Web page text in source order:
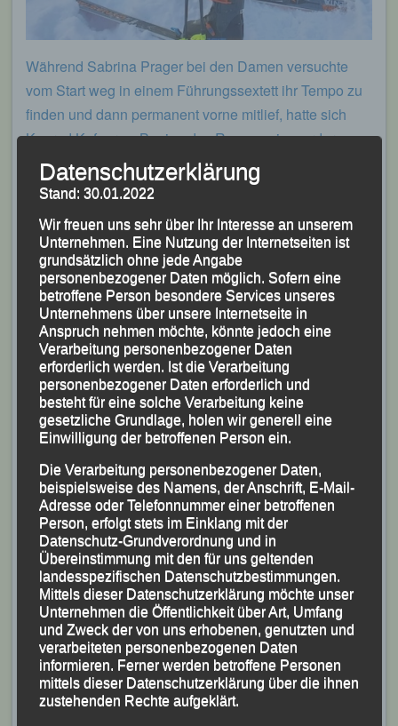
Während Sabrina Prager bei den Damen versuchte
vom Start weg in einem Führungssextett ihr Tempo zu
finden und dann permanent vorne mitlief, hatte sich
Konrad Kufner zu Beginn des Rennens im vorderen
Drittel des Feldes eingeordnet. Auf der langen
Gleitpassage verlor er dann aber relativ viel Zeit, da er
hatte. In seiner Masterklasse M 50, wo der
Gesamtzweite, der Österreicher Christian Hoffmann
(SU Böhmerwald Fischer Sports) nicht zu schlagen
war, finishte Konrad Kufner nach 48:52,20 Minuten als
ausgezeichneter 11. seiner hochkarätig besetzten
Klasse.
Datenschutzerklärung
Stand: 30.01.2022
Wir freuen uns sehr über Ihr Interesse an unserem
Unternehmen. Eine Nutzung der Internetseiten ist
grundsätzlich ohne jede Angabe
personenbezogener Daten möglich. Sofern eine
betroffene Person besondere Services unseres
Unternehmens über unsere Internetseite in
Anspruch nehmen möchte, könnte jedoch eine
Verarbeitung personenbezogener Daten
erforderlich werden. Ist die Verarbeitung
personenbezogener Daten erforderlich und
besteht für eine solche Verarbeitung keine
gesetzliche Grundlage, holen wir generell eine
Einwilligung der betroffenen Person ein.
Die Verarbeitung personenbezogener Daten,
beispielsweise des Namens, der Anschrift, E-Mail-
Adresse oder Telefonnummer einer betroffenen
Person, erfolgt stets im Einklang mit der
Datenschutz-Grundverordnung und in
Übereinstimmung mit den für uns geltenden
landesspezifischen Datenschutzbestimmungen.
Mittels dieser Datenschutzerklärung möchte unser
Unternehmen die Öffentlichkeit über Art, Umfang
und Zweck der von uns erhobenen, genutzten und
verarbeiteten personenbezogenen Daten
informieren. Ferner werden betroffene Personen
mittels dieser Datenschutzerklärung über die ihnen
zustehenden Rechte aufgeklärt.